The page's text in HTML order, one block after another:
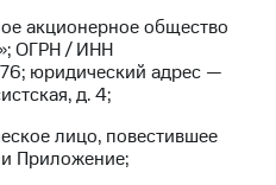
акционерное общество
ОГРН / ИНН
юридический адрес —
д. 4;
лицо, повестившее
Приложение;